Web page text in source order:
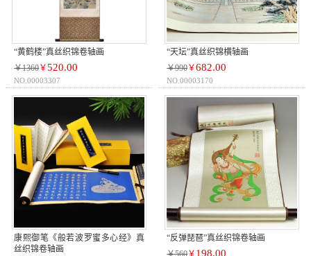
“黄鹤楼”真丝织锦卷轴画
￥1360￥520.00
NO.00003307
“天坛”真丝织锦横轴画
￥990￥682.00
NO.00003170
康熙御笔《般若波罗蜜多心经》真
丝织锦卷轴画
“反弹琵琶”真丝织锦卷轴画
￥560￥ 198.00